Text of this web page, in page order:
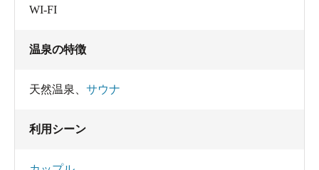
WI-FI
温泉の特徴
天然温泉 サウナ
利用シーン